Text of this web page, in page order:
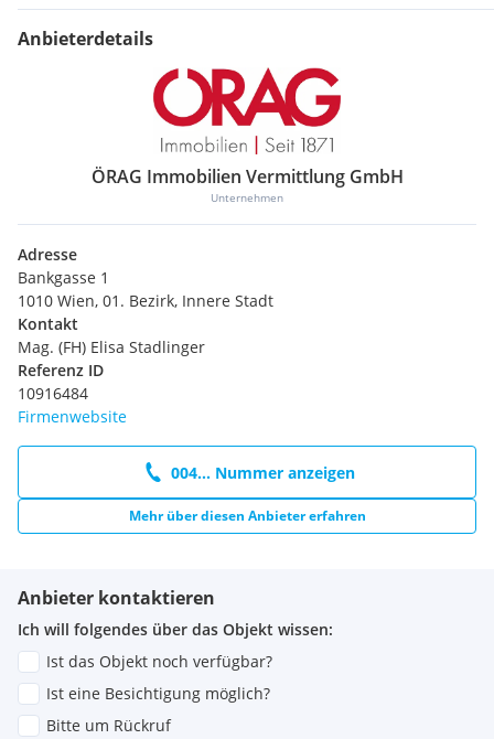
Anbieterdetails
ÖRAG Immobilien Vermittlung GmbH
Unternehmen
Adresse
Bankgasse 1
1010 Wien, 01. Bezirk, Innere Stadt
Kontakt
Mag. (FH) Elisa Stadlinger
Referenz ID
10916484
Firmenwebsite
004... Nummer anzeigen
Mehr über diesen Anbieter erfahren
Anbieter kontaktieren
Ich will folgendes über das Objekt wissen:
Ist das Objekt noch verfügbar?
Ist eine Besichtigung möglich?
Bitte um Rückruf